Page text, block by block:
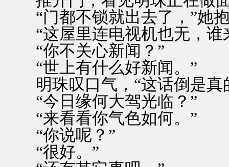
“门都不锁就出去了，”她抱
“这屋里连电视机也无，谁
“你不关心新闻？”
“世上有什么好新闻。”
明珠叹口气，“这话倒是真
“今日缘何大驾光临？”
“来看看你气色如何。”
“你说呢？”
“很好。”